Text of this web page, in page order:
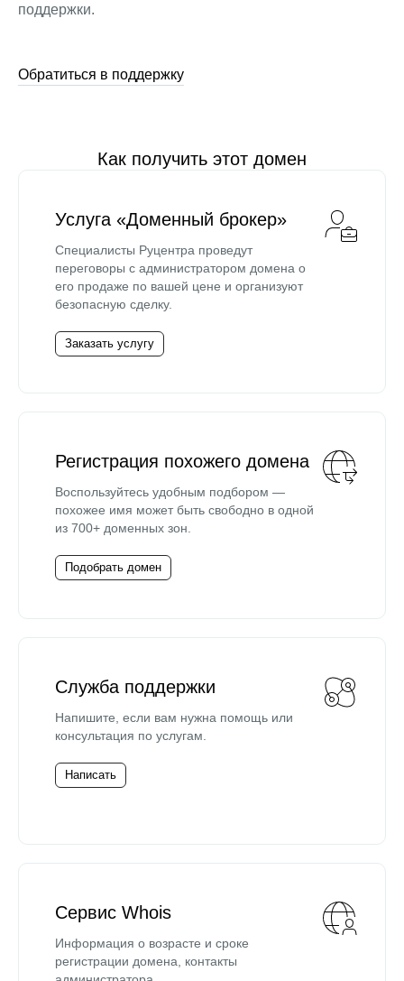
поддержки.
Обратиться в поддержку
Как получить этот домен
Услуга «Доменный брокер»
Специалисты Руцентра проведут
переговоры с администратором домена о
его продаже по вашей цене и организуют
безопасную сделку.
Заказать услугу
Регистрация похожего домена
Воспользуйтесь удобным подбором —
похожее имя может быть свободно в одной
из 700+ доменных зон.
Подобрать домен
Служба поддержки
Напишите, если вам нужна помощь или
консультация по услугам.
Написать
Сервис Whois
Информация о возрасте и сроке
регистрации домена, контакты